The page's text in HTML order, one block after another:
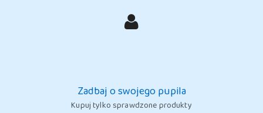
Zadbaj o swojego pupila
Kupuj tylko sprawdzone produkty